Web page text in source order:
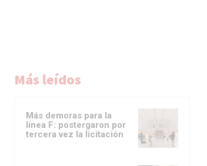
Más leídos
Más demoras para la
línea F: postergaron por
tercera vez la licitación